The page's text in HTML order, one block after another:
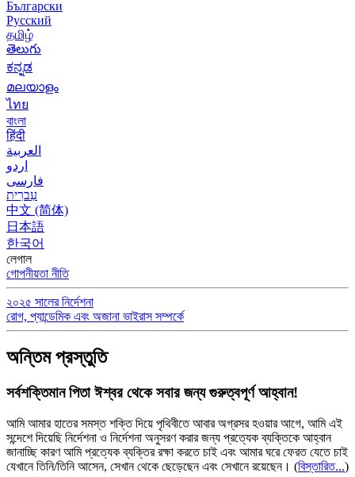
Български
Русский
தமிழ்
తెలుగు
ಕನ್ನಡ
മലയാളം
ไทย
বাংলা
हिंदी
العربية
اردو
فارسی
עִברִית
中文 (简体)
日本語
한국어
লেগাল
গোপনীয়তা নীতি
২০২৫ সালের নির্দেশনা
রোগ, প্যান্ডেমিক এবং অজানা ভাইরাস সম্পর্কে
অন্তিম প্রস্তুতি
সর্বশক্তিমান পিতা ঈশ্বর থেকে সবার জন্য গুরুত্বপূর্ণ আহ্বান!
আমি আমার হাতের সমস্ত শক্তি দিয়ে পৃথিবীতে আবার অগ্রসর হওয়ার আগে, আমি এই
সন্দেশে দিয়েছি নির্দেশনা ও নির্দেশনা অনুসরণ করার জন্য প্রত্যেক ব্যক্তিকে আহ্বান
জানাচ্ছি কারণ আমি প্রত্যেক ব্যক্তির রক্ষা করতে চাই এবং আমার ঘরে ফেরত যেতে চাই
যেখানে তিনি/তিনি আসেন, সেখান থেকে ছেড়েছেন এবং সেখানে রয়েছেন। (বিস্তারিত...)